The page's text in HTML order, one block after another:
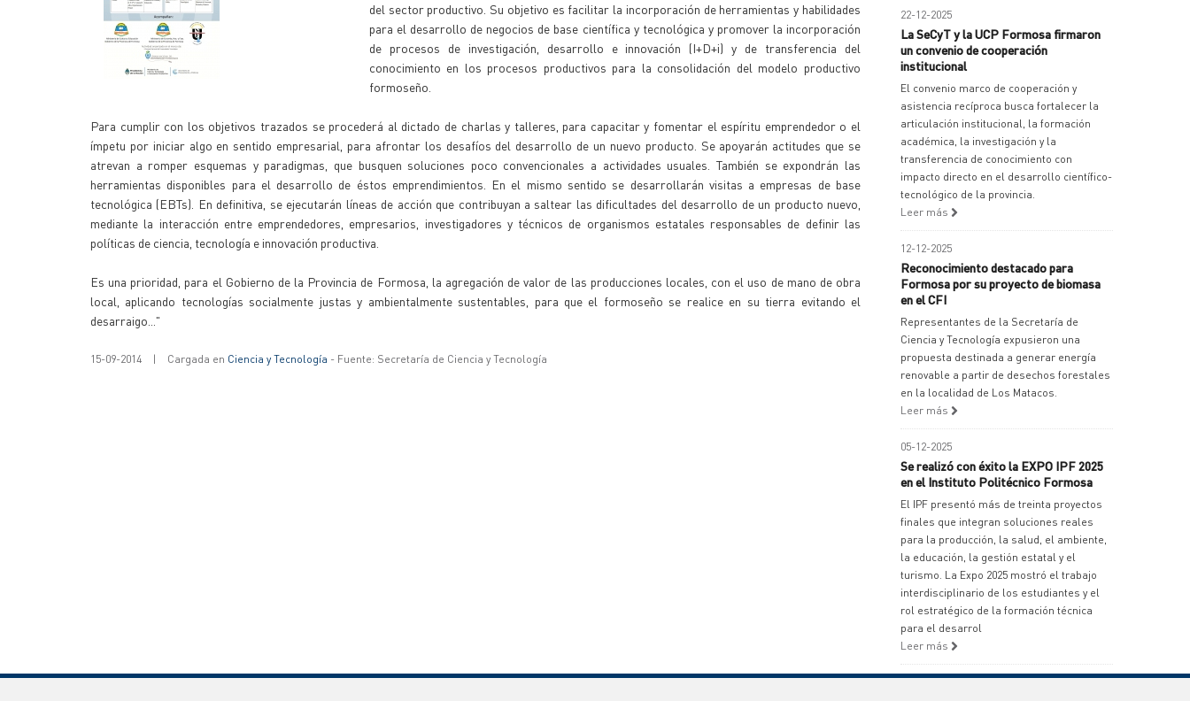
del sector productivo. Su objetivo es facilitar la incorporación de herramientas y habilidades
para el desarrollo de negocios de base científica y tecnológica y promover la incorporación
de procesos de investigación, desarrollo e innovación (I+D+i) y de transferencia del
conocimiento en los procesos productivos para la consolidación del modelo productivo
formoseño.
Para cumplir con los objetivos trazados se procederá al dictado de charlas y talleres, para capacitar y fomentar el espíritu emprendedor o el
ímpetu por iniciar algo en sentido empresarial, para afrontar los desafíos del desarrollo de un nuevo producto. Se apoyarán actitudes que se
atrevan a romper esquemas y paradigmas, que busquen soluciones poco convencionales a actividades usuales. También se expondrán las
herramientas disponibles para el desarrollo de éstos emprendimientos. En el mismo sentido se desarrollarán visitas a empresas de base
tecnológica (EBTs). En definitiva, se ejecutarán líneas de acción que contribuyan a saltear las dificultades del desarrollo de un producto nuevo,
mediante la interacción entre emprendedores, empresarios, investigadores y técnicos de organismos estatales responsables de definir las
políticas de ciencia, tecnología e innovación productiva.
Es una prioridad, para el Gobierno de la Provincia de Formosa, la agregación de valor de las producciones locales, con el uso de mano de obra
local, aplicando tecnologías socialmente justas y ambientalmente sustentables, para que el formoseño se realice en su tierra evitando el
desarraigo..."
15-09-2014 | Cargada en Ciencia y Tecnología - Fuente: Secretaría de Ciencia y Tecnología
22-12-2025
La SeCyT y la UCP Formosa firmaron
un convenio de cooperación
institucional
El convenio marco de cooperación y
asistencia recíproca busca fortalecer la
articulación institucional, la formación
académica, la investigación y la
transferencia de conocimiento con
impacto directo en el desarrollo científico-
tecnológico de la provincia.
Leer más
12-12-2025
Reconocimiento destacado para
Formosa por su proyecto de biomasa
en el CFI
Representantes de la Secretaría de
Ciencia y Tecnología expusieron una
propuesta destinada a generar energía
renovable a partir de desechos forestales
en la localidad de Los Matacos.
Leer más
05-12-2025
Se realizó con éxito la EXPO IPF 2025
en el Instituto Politécnico Formosa
El IPF presentó más de treinta proyectos
finales que integran soluciones reales
para la producción, la salud, el ambiente,
la educación, la gestión estatal y el
turismo. La Expo 2025 mostró el trabajo
interdisciplinario de los estudiantes y el
rol estratégico de la formación técnica
para el desarrol
Leer más